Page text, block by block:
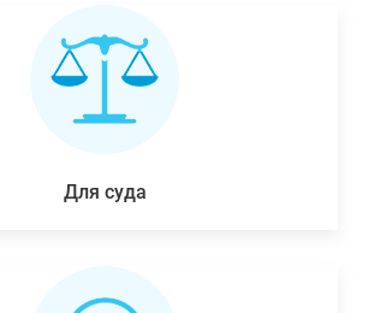
Для суда